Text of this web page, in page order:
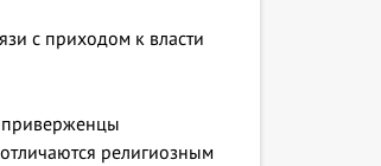
с приходом к власти
приверженцы
религиозным